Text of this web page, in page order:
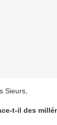
Sieurs,
t-il des